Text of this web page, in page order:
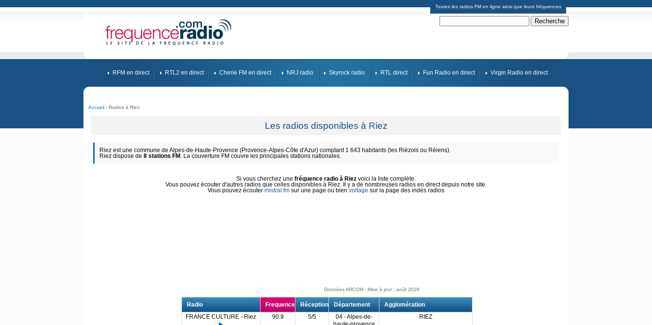
Toutes les radios FM en ligne ainsi que leurs fréquences
RFM en direct RTL2 en direct Cherie FM en direct NRJ radio Skyrock radio RTL direct Fun Radio en direct Virgin Radio en direct
Accueil › Radios à Riez
Les radios disponibles à Riez
Riez est une commune de Alpes-de-Haute-Provence (Provence-Alpes-Côte d'Azur) comptant 1 643 habitants (les Riézois ou Réiens).
Riez dispose de 8 stations FM . La couverture FM couvre les principales stations nationales.
Si vous cherchez une fréquence radio à Riez voici la liste complète.
Vous pouvez écouter d'autres radios que celles disponibles à Riez. Il y a de nombreuses radios en direct depuis notre site.
Vous pouvez écouter mistral fm sur une page ou bien voltage sur la page des indés radios
Données ARCOM - Mise à jour : août 2026
Radio Frequence Réception Département
Agglomération
FRANCE CULTURE - Riez
90.9 5/5
04 - Alpes-de-
RIEZ